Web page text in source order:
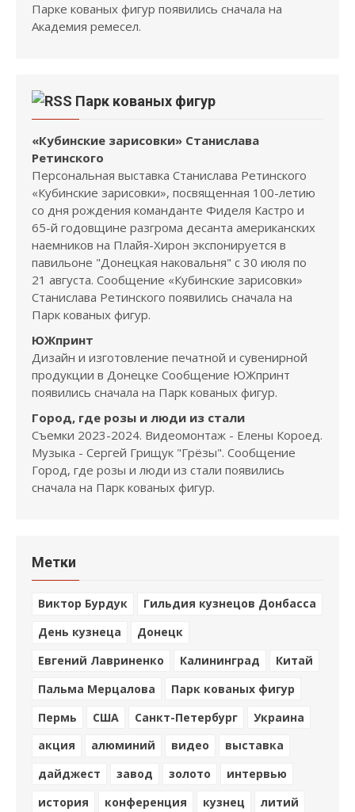
Парке кованых фигур появились сначала на
Академия ремесел.
Парк кованых фигур
«Кубинские зарисовки» Станислава
Ретинского
Персональная выставка Станислава Ретинского
«Кубинские зарисовки», посвященная 100-летию
со дня рождения команданте Фиделя Кастро и
65-й годовщине разгрома десанта американских
наемников на Плайя-Хирон экспонируется в
павильоне "Донецкая наковальня" с 30 июля по
21 августа. Сообщение «Кубинские зарисовки»
Станислава Ретинского появились сначала на
Парк кованых фигур.
ЮЖпринт
Дизайн и изготовление печатной и сувенирной
продукции в Донецке Сообщение ЮЖпринт
появились сначала на Парк кованых фигур.
Город, где розы и люди из стали
Съемки 2023-2024. Видеомонтаж - Елены Короед.
Музыка - Сергей Грищук "Грёзы". Сообщение
Город, где розы и люди из стали появились
сначала на Парк кованых фигур.
Метки
Виктор Бурдук
Гильдия кузнецов Донбасса
День кузнеца
Донецк
Евгений Лавриненко
Калининград
Китай
Пальма Мерцалова
Парк кованых фигур
Пермь
США Санкт-Петербург
Украина
акция
алюминий видео
выставка
дайджест
завод золото
интервью
история
конференция кузнец
литий